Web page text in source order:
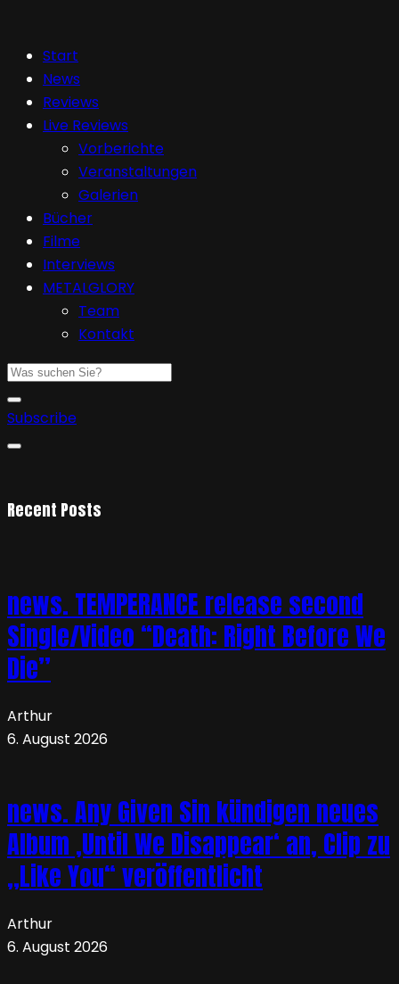
Start
News
Reviews
Live Reviews
Vorberichte
Veranstaltungen
Galerien
Bücher
Filme
Interviews
METALGLORY
Team
Kontakt
Subscribe
Recent Posts
news. TEMPERANCE release second
Single/Video “Death: Right Before We
Die”
Arthur
6. August 2026
news. Any Given Sin kündigen neues
Album ‚Until We Disappear‘ an, Clip zu
„Like You“ veröffentlicht
Arthur
6. August 2026